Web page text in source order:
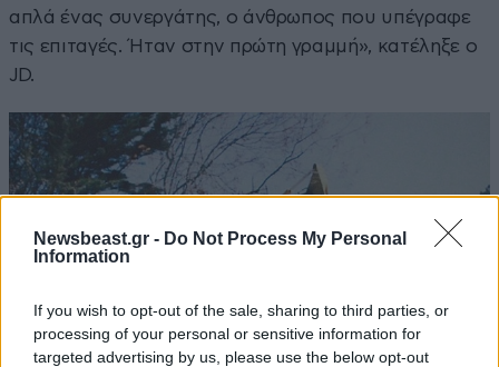
Newsbeast.gr - Do Not Process My Personal
Information
If you wish to opt-out of the sale, sharing to third parties, or
processing of your personal or sensitive information for
targeted advertising by us, please use the below opt-out
απλά ένας συνεργάτης, ο άνθρωπος που υπέγραφε
τις επιταγές. Ήταν στην πρώτη γραμμή», κατέληξε ο
JD.